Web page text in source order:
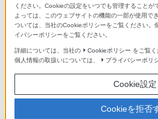
専用窓口のある業務用商品に関
以下の製品・サービスは専用窓
アイコンをクリックしてリンク
ください。Cookieの設定をいつでも管理することが
よっては、このウェブサイトの機能の一部が使用で
ついては、当社のCookieポリシーをご覧ください。
イバシーポリシーをご覧ください。
詳細については、当社の Cookieポリシー をご覧く
個人情報の取扱いについては、
プライバシーポリ
Cookie設定
Cookieを拒否